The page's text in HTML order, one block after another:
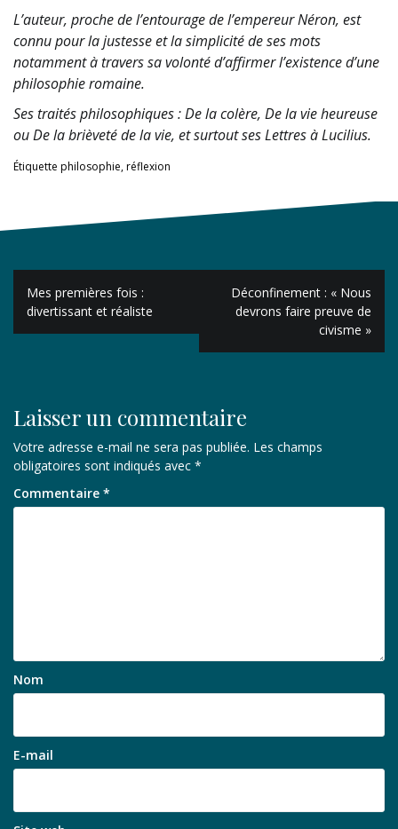
L’auteur, proche de l’entourage de l’empereur Néron, est
connu pour la justesse et la simplicité de ses mots
notamment à travers sa volonté d’affirmer l’existence d’une
philosophie romaine.
Ses traités philosophiques : De la colère, De la vie heureuse
ou De la brièveté de la vie, et surtout ses Lettres à Lucilius.
Étiquette philosophie,réflexion
Navigation
de
l’article
Mes premières fois :
divertissant et réaliste
Déconfinement : « Nous
devrons faire preuve de
civisme »
Laisser un commentaire
Votre adresse e-mail ne sera pas publiée. Les champs
obligatoires sont indiqués avec *
Commentaire *
Nom
E-mail